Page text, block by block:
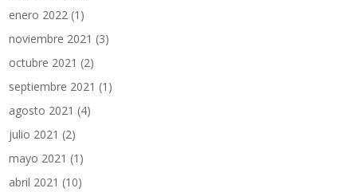
enero 2022 (1)
noviembre 2021 (3)
octubre 2021 (2)
septiembre 2021 (1)
agosto 2021 (4)
julio 2021 (2)
mayo 2021 (1)
abril 2021 (10)